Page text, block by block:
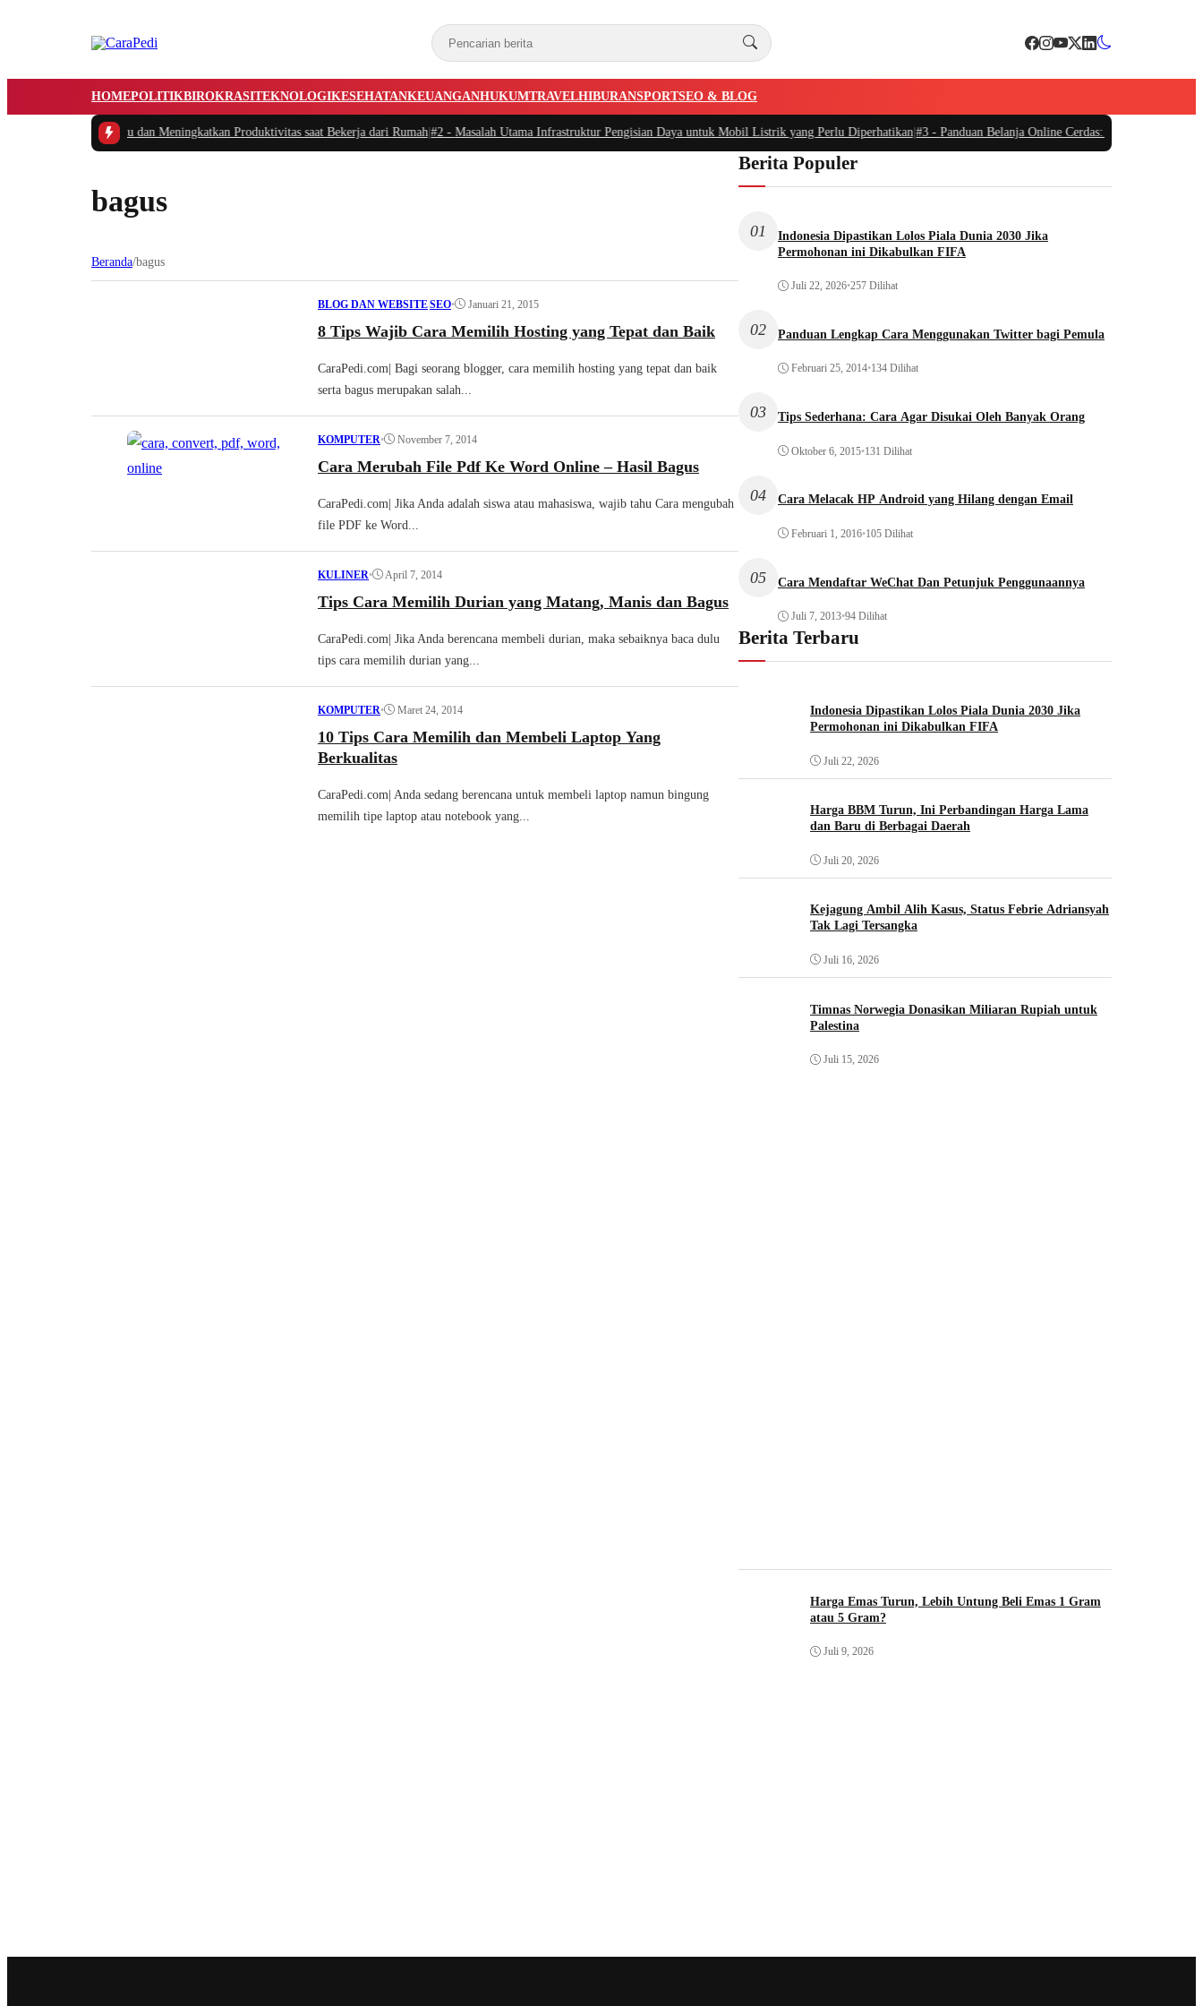
HOMEPOLITIKBIROKRASITEKNOLOGIKESEHATANKEUANGANHUKUMTRAVELHIBURANSPORTSEO & BLOG
Mengatur Waktu dan Meningkatkan Produktivitas saat Bekerja dari Rumah|#2 -Masalah Utama Infrastruktur Pengisian Daya untuk Mobil Listrik yang Perlu Diperhatikan|#3 -Panduan Belanja Online Cerdas: Pilih Produk
bagus
Beranda/bagus
BLOG DAN WEBSITE|SEO• Januari 21, 2015
8 Tips Wajib Cara Memilih Hosting yang Tepat dan Baik
CaraPedi.com| Bagi seorang blogger, cara memilih hosting yang tepat dan baik
serta bagus merupakan salah...
KOMPUTER• November 7, 2014
Cara Merubah File Pdf Ke Word Online – Hasil Bagus
CaraPedi.com| Jika Anda adalah siswa atau mahasiswa, wajib tahu Cara mengubah
file PDF ke Word...
KULINER• April 7, 2014
Tips Cara Memilih Durian yang Matang, Manis dan Bagus
CaraPedi.com| Jika Anda berencana membeli durian, maka sebaiknya baca dulu
tips cara memilih durian yang...
KOMPUTER• Maret 24, 2014
10 Tips Cara Memilih dan Membeli Laptop Yang
Berkualitas
CaraPedi.com| Anda sedang berencana untuk membeli laptop namun bingung
memilih tipe laptop atau notebook yang...
Berita Populer
01
Indonesia Dipastikan Lolos Piala Dunia 2030 Jika
Permohonan ini Dikabulkan FIFA
Juli 22, 2026•257 Dilihat
02 Panduan Lengkap Cara Menggunakan Twitter bagi Pemula
Februari 25, 2014•134 Dilihat
03 Tips Sederhana: Cara Agar Disukai Oleh Banyak Orang
Oktober 6, 2015•131 Dilihat
04 Cara Melacak HP Android yang Hilang dengan Email
Februari 1, 2016•105 Dilihat
05 Cara Mendaftar WeChat Dan Petunjuk Penggunaannya
Juli 7, 2013•94 Dilihat
Berita Terbaru
Indonesia Dipastikan Lolos Piala Dunia 2030 Jika
Permohonan ini Dikabulkan FIFA
Juli 22, 2026
Harga BBM Turun, Ini Perbandingan Harga Lama
dan Baru di Berbagai Daerah
Juli 20, 2026
Kejagung Ambil Alih Kasus, Status Febrie Adriansyah
Tak Lagi Tersangka
Juli 16, 2026
Timnas Norwegia Donasikan Miliaran Rupiah untuk
Palestina
Juli 15, 2026
Harga Emas Turun, Lebih Untung Beli Emas 1 Gram
atau 5 Gram?
Juli 9, 2026